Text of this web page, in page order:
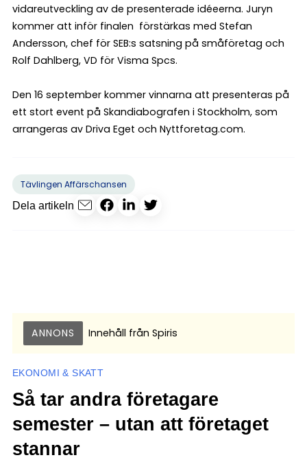
vidareutveckling av de presenterade idéeerna. Juryn
kommer att inför finalen förstärkas med Stefan
Andersson, chef för SEB:s satsning på småföretag och
Rolf Dahlberg, VD för Visma Spcs.
Den 16 september kommer vinnarna att presenteras på
ett stort event på Skandiabografen i Stockholm, som
arrangeras av Driva Eget och Nyttforetag.com.
Tävlingen Affärschansen
Dela artikeln
ANNONS Innehåll från Spiris
EKONOMI & SKATT
Så tar andra företagare
semester – utan att företaget
stannar